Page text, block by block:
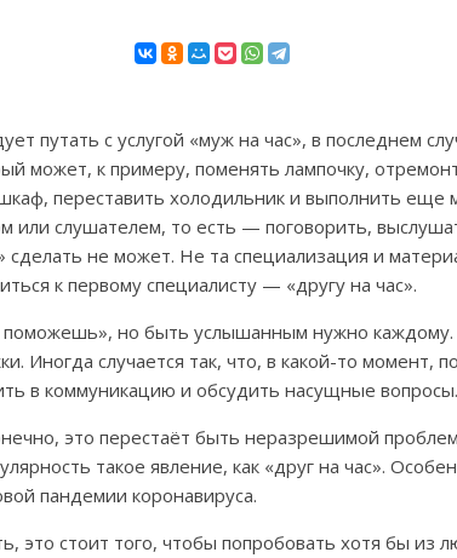
путать с услугой «муж на час», в последнем
может, к примеру, поменять лампочку,
переставить холодильник и выполнить
или слушателем, то есть — поговорить,
не может. Не та специализация и
к первому специалисту — «другу на час».
поможешь», но быть услышанным нужно каждому.
Иногда случается так, что, в какой-то момент,
в коммуникацию и обсудить насущные вопросы.
это перестаёт быть неразрешимой
такое явление, как «друг на час».
пандемии коронавируса.
это стоит того, чтобы попробовать хотя бы из